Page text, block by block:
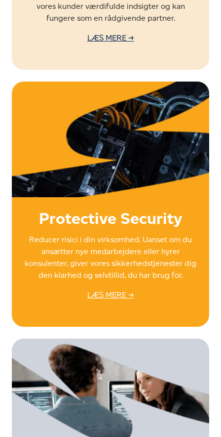
vores kunder værdifulde indsigter og kan
fungere som en rådgivende partner.
LÆS MERE →
Protective Security
Reducer risici i din virksomhed. Uanset om du
ansætter nye medarbejdere eller hyrer
konsulenter, giver vores sikkerhedstjenester dig
den klarhed og selvtillid, du har brug for.
LÆS MERE →